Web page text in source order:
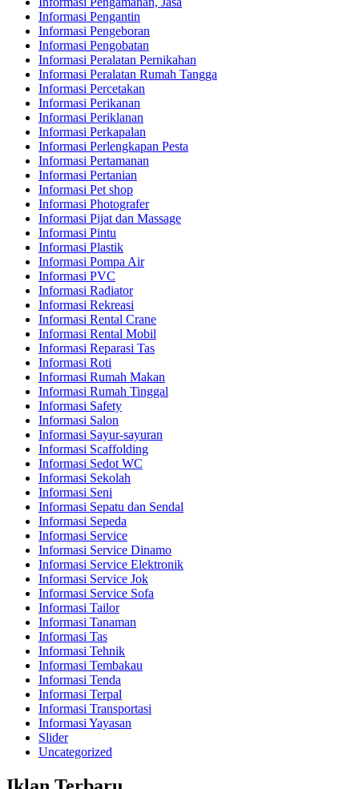
Informasi Pengantin
Informasi Pengeboran
Informasi Pengobatan
Informasi Peralatan Pernikahan
Informasi Peralatan Rumah Tangga
Informasi Percetakan
Informasi Perikanan
Informasi Periklanan
Informasi Perkapalan
Informasi Perlengkapan Pesta
Informasi Pertamanan
Informasi Pertanian
Informasi Pet shop
Informasi Photografer
Informasi Pijat dan Massage
Informasi Pintu
Informasi Plastik
Informasi Pompa Air
Informasi PVC
Informasi Radiator
Informasi Rekreasi
Informasi Rental Crane
Informasi Rental Mobil
Informasi Reparasi Tas
Informasi Roti
Informasi Rumah Makan
Informasi Rumah Tinggal
Informasi Safety
Informasi Salon
Informasi Sayur-sayuran
Informasi Scaffolding
Informasi Sedot WC
Informasi Sekolah
Informasi Seni
Informasi Sepatu dan Sendal
Informasi Sepeda
Informasi Service
Informasi Service Dinamo
Informasi Service Elektronik
Informasi Service Jok
Informasi Service Sofa
Informasi Tailor
Informasi Tanaman
Informasi Tas
Informasi Tehnik
Informasi Tembakau
Informasi Tenda
Informasi Terpal
Informasi Transportasi
Informasi Yayasan
Slider
Uncategorized